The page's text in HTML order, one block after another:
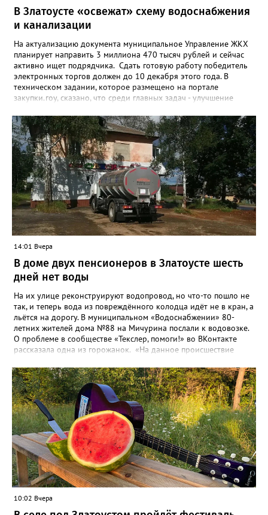
В Златоусте «освежат» схему водоснабжения
и канализации
На актуализацию документа муниципальное Управление ЖКХ
планирует направить 3 миллиона 470 тысяч рублей и сейчас
активно ищет подрядчика. Сдать готовую работу победитель
электронных торгов должен до 10 декабря этого года. В
техническом задании, которое размещено на портале
закупки.гоу, сказано, что среди главных задач - улучшение
повышение энергоэффективности систем. Кроме электронных
схем, исполнителю нужно разработать предложения по
строительству и реконструкции водоснабжения и канализации,
оценив размер вложений, а также представить перечень
бесхозных объектов и возможные сценарии развития этой
сферы городского хозяйства. В июне 2025 года
«Златоуст.инфо» сообщал о подобных торгах. Тогда цена
вопроса была почти в три раза выше - 9 миллионов 13 тысяч
486 рублей, а в списке работ была разработка электронной
системы ливнёвок.
14:01 Вчера
В доме двух пенсионеров в Златоусте шесть
дней нет воды
На их улице реконструируют водопровод, но что-то пошло не
так, и теперь вода из повреждённого колодца идёт не в кран, а
льётся на дорогу. В муниципальном «Водоснабжении» 80-
летних жителей дома №88 на Мичурина послали к водовозке.
О проблеме в сообществе «Текслер, помоги!» во ВКонтакте
рассказала одна из горожанок. «На данное происшествие
гл.инженера Шепелева А.Н. из обслуживающей организации
МУП ЗГО "Златоустовское Водоснабжение" ул. Островского, 7,
никакие работы по восстановлению подачи воды в дом
проводиться не будут. Вот уже шесть дней пенсионеры без
воды!», - пишет возмущённая женщина (стиль, орфография и
пунктуация авторские). Под обращением есть комментарий
пользователя под ником Olga Vyacheslavovna. Она сообщает:
сейчас МУП «Водоснабжение» ведёт реконструкцию сетей в
посёлке и работать приходится в сложных условиях горной
местности. «К сожалению, в процессе бурения иногда
выявляются или случайно повреждаются существующие вводы
малого диаметра, - отмечает Olga Vyacheslavovna. - Зачастую
такие вводы не отражены в исполнительной документации
либо проходят в непосредственной близости от трассы
10:02 Вчера